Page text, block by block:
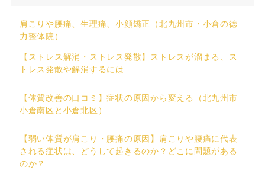
肩こりや腰痛、生理痛、小顔矯正（北九州市・小倉の徳
力整体院）
【ストレス解消・ストレス発散】ストレスが溜まる、ス
トレス発散や解消するには
【体質改善の口コミ】症状の原因から変える（北九州市
小倉南区と小倉北区）
【弱い体質が肩こり・腰痛の原因】肩こりや腰痛に代表
される症状は、どうして起きるのか？どこに問題がある
のか？